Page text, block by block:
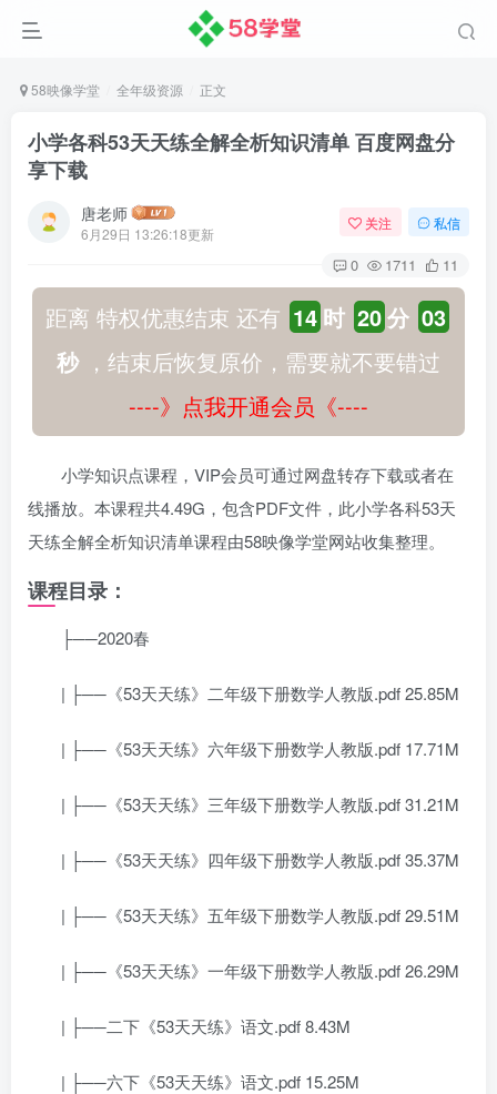
58映像学堂 全年级资源 正文
小学各科53天天练全解全析知识清单 百度网盘分
享下载
唐老师
6月29日 13:26:18更新
关注 私信
0 1711 11
距离 特权优惠结束 还有 14 时 20分 02
秒，结束后恢复原价，需要就不要错过
----》点我开通会员《----
小学知识点课程，VIP会员可通过网盘转存下载或者在
线播放。本课程共4.49G，包含PDF文件，此小学各科53天
天练全解全析知识清单课程由58映像学堂网站收集整理。
课程目录：
├──2020春
| ├──《53天天练》二年级下册数学人教版.pdf 25.85M
| ├──《53天天练》六年级下册数学人教版.pdf 17.71M
| ├──《53天天练》三年级下册数学人教版.pdf 31.21M
| ├──《53天天练》四年级下册数学人教版.pdf 35.37M
| ├──《53天天练》五年级下册数学人教版.pdf 29.51M
| ├──《53天天练》一年级下册数学人教版.pdf 26.29M
| ├──二下《53天天练》语文.pdf 8.43M
| ├──六下《53天天练》语文.pdf 15.25M